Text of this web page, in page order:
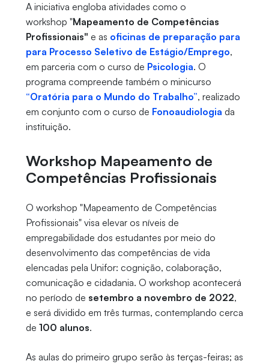
A iniciativa engloba atividades como o
workshop "Mapeamento de Competências
Profissionais" e as oficinas de preparação para
para Processo Seletivo de Estágio/Emprego,
em parceria com o curso de Psicologia. O
programa compreende também o minicurso
“Oratória para o Mundo do Trabalho”, realizado
em conjunto com o curso de Fonoaudiologia da
instituição.
Workshop Mapeamento de
Competências Profissionais
O workshop "Mapeamento de Competências
Profissionais" visa elevar os níveis de
empregabilidade dos estudantes por meio do
desenvolvimento das competências de vida
elencadas pela Unifor: cognição, colaboração,
comunicação e cidadania. O workshop acontecerá
no período de setembro a novembro de 2022,
e será dividido em três turmas, contemplando cerca
de 100 alunos.
As aulas do primeiro grupo serão às terças-feiras; as